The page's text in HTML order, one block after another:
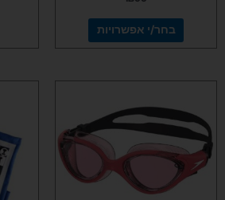
בחר/י אפשרויות